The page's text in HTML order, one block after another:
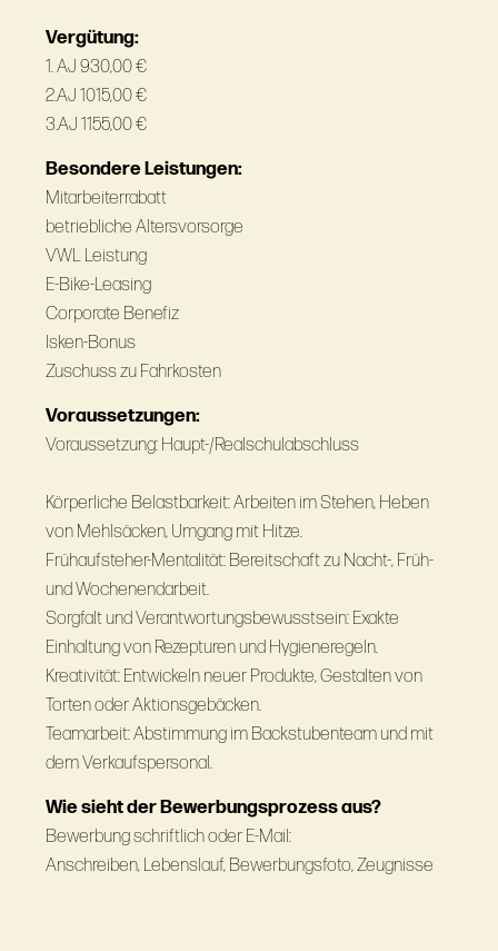
Vergütung:
1. AJ 930,00 €
2.AJ 1015,00 €
3.AJ 1155,00 €
Besondere Leistungen:
Mitarbeiterrabatt
betriebliche Altersvorsorge
VWL Leistung
E-Bike-Leasing
Corporate Benefiz
Isken-Bonus
Zuschuss zu Fahrkosten
Voraussetzungen:
Voraussetzung: Haupt-/Realschulabschluss
Körperliche Belastbarkeit: Arbeiten im Stehen, Heben
von Mehlsäcken, Umgang mit Hitze.
Frühaufsteher-Mentalität: Bereitschaft zu Nacht-, Früh-
und Wochenendarbeit.
Sorgfalt und Verantwortungsbewusstsein: Exakte
Einhaltung von Rezepturen und Hygieneregeln.
Kreativität: Entwickeln neuer Produkte, Gestalten von
Torten oder Aktionsgebäcken.
Teamarbeit: Abstimmung im Backstubenteam und mit
dem Verkaufspersonal.
Wie sieht der Bewerbungsprozess aus?
Bewerbung schriftlich oder E-Mail:
Anschreiben, Lebenslauf, Bewerbungsfoto, Zeugnisse